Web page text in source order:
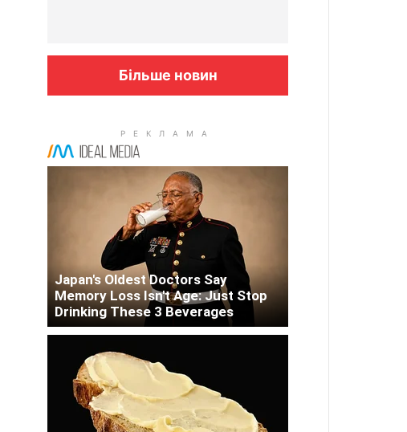
Більше новин
Japan's Oldest Doctors Say
Memory Loss Isn't Age: Just Stop
Drinking These 3 Beverages